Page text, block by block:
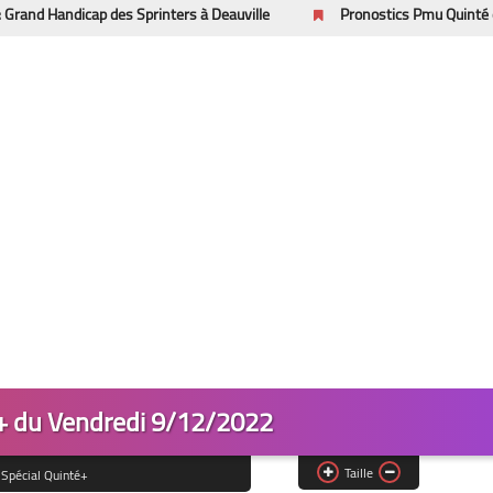
des Sprinters à Deauville Pronostics Pmu Quinté du
du Vendredi 9/12/2022
Spécial Quinté+ Taille